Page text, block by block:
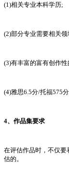
(1)相关专业本科学历;
(2)部分专业需要相关
(3)有丰富的富有创作性
(4)雅思6.5分/托福575
4、作品集要求
在评估作品时，不仅
估的。